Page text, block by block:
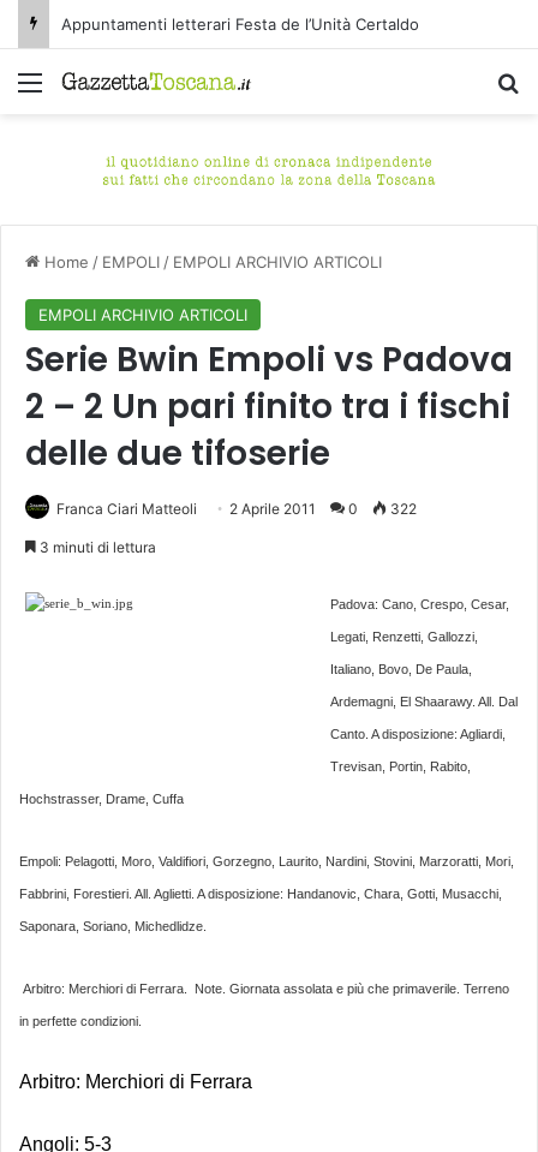
Appuntamenti letterari Festa de l’Unità Certaldo
Menu
Home / EMPOLI / EMPOLI ARCHIVIO ARTICOLI
EMPOLI ARCHIVIO ARTICOLI
Serie Bwin Empoli vs Padova
2 – 2 Un pari finito tra i fischi
delle due tifoserie
Franca Ciari Matteoli 2 Aprile 2011 0 322
3 minuti di lettura
Padova: Cano, Crespo, Cesar,
Legati, Renzetti, Gallozzi,
Italiano, Bovo, De Paula,
Ardemagni, El Shaarawy. All. Dal
Canto. A disposizione: Agliardi,
Trevisan, Portin, Rabito,
Hochstrasser, Drame, Cuffa
Empoli: Pelagotti, Moro, Valdifiori, Gorzegno, Laurito, Nardini, Stovini, Marzoratti, Mori,
Fabbrini, Forestieri. All. Aglietti. A disposizione: Handanovic, Chara, Gotti, Musacchi,
Saponara, Soriano, Michedlidze.
Arbitro: Merchiori di Ferrara. Note. Giornata assolata e più che primaverile. Terreno
in perfette condizioni.
Arbitro: Merchiori di Ferrara
Angoli: 5-3